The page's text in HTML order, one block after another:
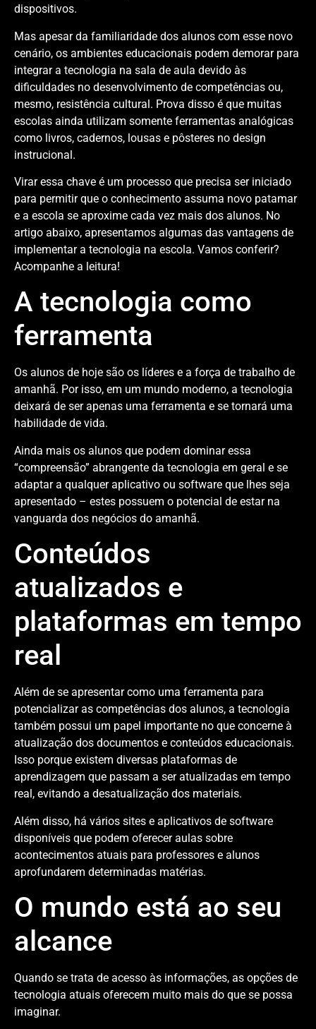
dispositivos.
Mas apesar da familiaridade dos alunos com esse novo
cenário, os ambientes educacionais podem demorar para
integrar a tecnologia na sala de aula devido às
dificuldades no desenvolvimento de competências ou,
mesmo, resistência cultural. Prova disso é que muitas
escolas ainda utilizam somente ferramentas analógicas
como livros, cadernos, lousas e pôsteres no design
instrucional.
Virar essa chave é um processo que precisa ser iniciado
para permitir que o conhecimento assuma novo patamar
e a escola se aproxime cada vez mais dos alunos. No
artigo abaixo, apresentamos algumas das vantagens de
implementar a tecnologia na escola. Vamos conferir?
Acompanhe a leitura!
A tecnologia como
ferramenta
Os alunos de hoje são os líderes e a força de trabalho de
amanhã. Por isso, em um mundo moderno, a tecnologia
deixará de ser apenas uma ferramenta e se tornará uma
habilidade de vida.
Ainda mais os alunos que podem dominar essa
“compreensão” abrangente da tecnologia em geral e se
adaptar a qualquer aplicativo ou software que lhes seja
apresentado – estes possuem o potencial de estar na
vanguarda dos negócios do amanhã.
Conteúdos
atualizados e
plataformas em tempo
real
Além de se apresentar como uma ferramenta para
potencializar as competências dos alunos, a tecnologia
também possui um papel importante no que concerne à
atualização dos documentos e conteúdos educacionais.
Isso porque existem diversas plataformas de
aprendizagem que passam a ser atualizadas em tempo
real, evitando a desatualização dos materiais.
Além disso, há vários sites e aplicativos de software
disponíveis que podem oferecer aulas sobre
acontecimentos atuais para professores e alunos
aprofundarem determinadas matérias.
O mundo está ao seu
alcance
Quando se trata de acesso às informações, as opções de
tecnologia atuais oferecem muito mais do que se possa
imaginar.